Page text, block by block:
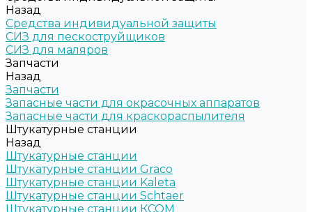
Назад
Средства индивидуальной защиты
СИЗ для пескоструйщиков
СИЗ для маляров
Запчасти
Назад
Запчасти
Запасные части для окрасочных аппаратов
Запасные части для краскораспылителя
Штукатурные станции
Назад
Штукатурные станции
Штукатурные станции Graco
Штукатурные станции Kaleta
Штукатурные станции Schtaer
Штукатурные станции КСОМ